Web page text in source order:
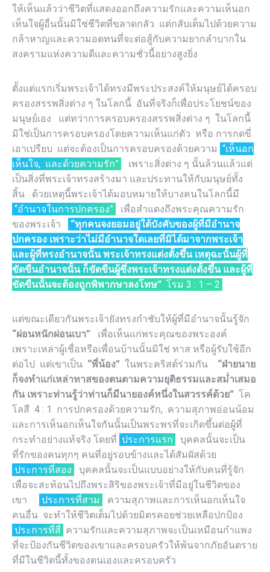
ให้เห็นแล้วว่าชีวิตที่แสดงออกถึงความรักและความเห็นอก
เห็นใจผู้อื่นนั้นมิใช่ชีวิตที่ขลาดกลัว แต่กลับเต็มไปด้วยความ
กล้าหาญและความอดทนที่จะต่อสู้กับความยากลำบากใน
สงครามแห่งความดีและความชั่วนี้อย่างสูงยิ่ง
ตั้งแต่แรกเริ่มพระเจ้าได้ทรงมีพระประสงค์ให้มนุษย์ได้ครอบ
ครองสรรพสิ่งต่าง ๆ ในโลกนี้ อันที่จริงก็เพื่อประโยชน์ของ
มนุษย์เอง แต่ทว่าการครอบครองสรรพสิ่งต่าง ๆ ในโลกนี้
มิใช่เป็นการครอบครองโดยความเห็นแก่ตัว หรือ การกดขี่
เอาเปรียบ แต่จะต้องเป็นการครอบครองด้วยความ “เห็นอก
เห็นใจ, และด้วยความรัก”
เพราะสิ่งต่าง ๆ นั้นล้วนแล้วแต่
เป็นสิ่งที่พระเจ้าทรงสร้างมา และประทานให้กับมนุษย์ทั้ง
สิ้น ด้วยเหตุนี้พระเจ้าได้มอบหมายให้บางคนในโลกนี้มี
“อำนาจในการปกครอง”
เพื่อสำแดงถึงพระคุณความรัก
ของพระเจ้า
“ทุกคนจงยอมอยู่ใต้บังคับของผู้ที่มีอำนาจ
ปกครอง เพราะว่าไม่มีอำนาจใดเลยที่มิได้มาจากพระเจ้า
และผู้ที่ทรงอำนาจนั้น พระเจ้าทรงแต่งตั้งขึ้น เหตุฉะนั้นผู้ที่
ขัดขืนอำนาจนั้น ก็ขัดขืนผู้ซึ่งพระเจ้าทรงแต่งตั้งขึ้น และผู้ที่
ขัดขืนนั้นจะต้องถูกพิพากษาลงโทษ” โรม 3 : 1 – 2
แต่ขณะเดียวกันพระเจ้ายังทรงกำชับให้ผู้ที่มีอำนาจนั้นรู้จัก
“ผ่อนหนักผ่อนเบา” เพื่อเห็นแก่พระคุณของพระองค์
เพราะเหล่าผู้เชื่อหรือเพื่อนบ้านนั้นมิใช่ ทาส หรือผู้รับใช้อีก
ต่อไป แต่เขาเป็น “พี่น้อง” ในพระคริสต์ร่วมกัน “ฝ่ายนาย
ก็จงทำแก่เหล่าทาสของตนตามความยุติธรรมและสม่ำเสมอ
กัน เพราะท่านรู้ว่าท่านก็มีนายองค์หนึ่งในสวรรค์ด้วย” โค
โลสี 4 : 1 การปกครองด้วยความรัก, ความสุภาพอ่อนน้อม
และการเห็นอกเห็นใจกันนั้นเป็นพระพรที่จะเกิดขึ้นต่อผู้ที่
กระทำอย่างแท้จริง โดยที่ ประการแรก
บุคคลนั้นจะเป็น
ที่รักของคนทุกๆ คนที่อยู่รอบข้างและได้สัมผัสด้วย
ประการที่สอง
บุคคลนั้นจะเป็นแบบอย่างให้กับคนที่รู้จัก
เพื่อจะสะท้อนไปถึงพระสิริของพระเจ้าที่มีอยู่ในชีวิตของ
เขา
ประการที่สาม
ความสุภาพและการเห็นอกเห็นใจ
คนอื่น จะทำให้ชีวิตเต็มไปด้วยมิตรคอยช่วยเหลือปกป้อง
ประการที่สี่ ความรักและความสุภาพจะเป็นเหมือนกำแพง
ที่จะป้องกันชีวิตของเขาและครอบครัวให้พ้นจากภัยอันตราย
ที่มีในชีวิตนี้ทั้งของตนเองและครอบครัว